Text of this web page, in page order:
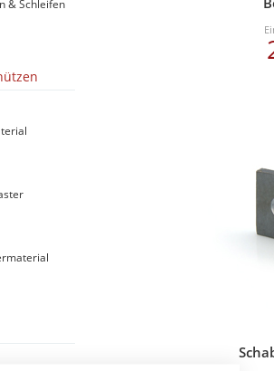
& Schleifen